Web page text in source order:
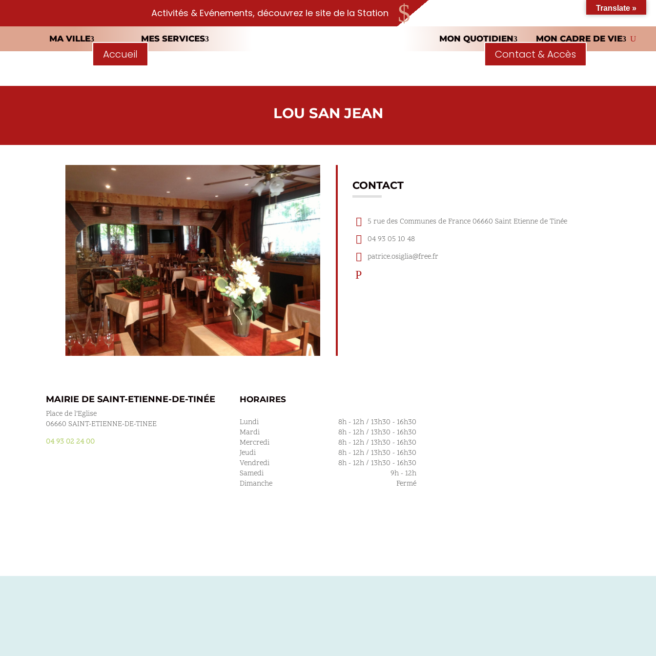
$
Activités & Evénements, découvrez le site de la Station
MA VILLE MES SERVICES MON QUOTIDIEN MON CADRE DE VIE
Accueil Contact & Accès
LOU SAN JEAN
CONTACT
 5 rue des Communes de France 06660 Saint Etienne de Tinée
 04 93 05 10 48
 patrice.osiglia@free.fr
P
MAIRIE DE SAINT-ETIENNE-DE-TINÉE
Place de l’Eglise
06660 SAINT-ETIENNE-DE-TINEE
04 93 02 24 00
HORAIRES
Lundi
8h - 12h / 13h30 - 16h30
Mardi
8h - 12h / 13h30 - 16h30
Mercredi
8h - 12h / 13h30 - 16h30
Jeudi
8h - 12h / 13h30 - 16h30
Vendredi
8h - 12h / 13h30 - 16h30
Samedi
9h - 12h
Dimanche
Fermé
Translate »